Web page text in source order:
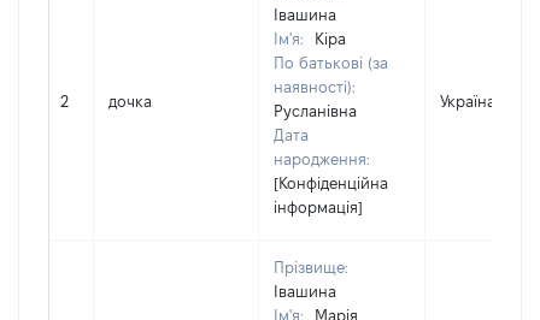
2 дочка
Івашина
Ім'я:
Кіра
По батькові (за
наявності):
Русланівна
Дата
народження:
[Конфіденційна
інформація]
Україна
Прізвище:
Івашина
Ім'я:
Марія